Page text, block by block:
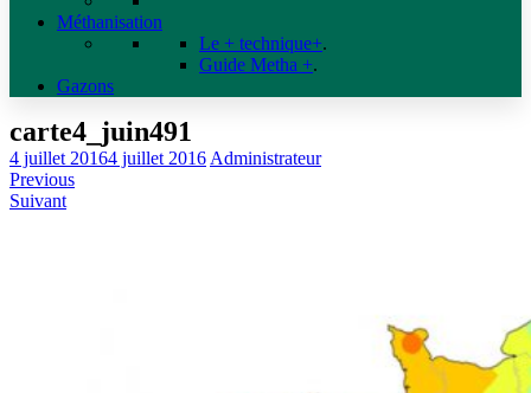
Méthanisation
Le + technique+.
Guide Metha +.
Gazons
carte4_juin491
4 juillet 20164 juillet 2016 Administrateur
Previous
Suivant